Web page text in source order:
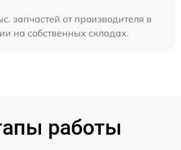
запчастей от производителя в
на собственных складах.
работы